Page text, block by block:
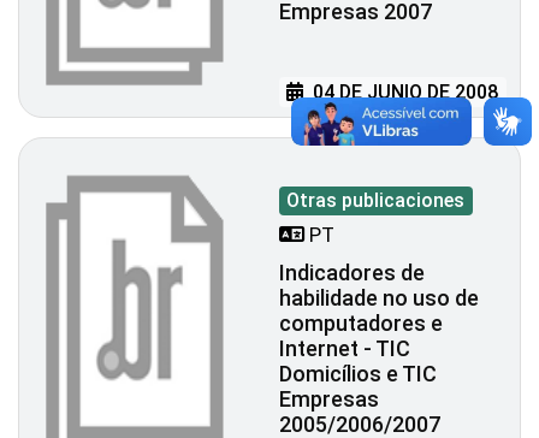
Empresas 2007
04 DE JUNIO DE 2008
Otras publicaciones
PT
Indicadores de
habilidade no uso de
computadores e
Internet - TIC
Domicílios e TIC
Empresas
2005/2006/2007